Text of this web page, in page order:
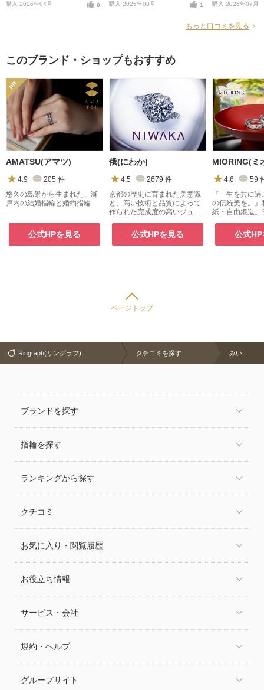
購入 2026年04月
0
購入 2026年08月
1
購入 2026年07月
もっと口コミを見る
このブランド・ショップもおすすめ
AMATSU(アマツ)
4.9 205 件
悠久の島景から生まれた、瀬
戸内の結婚指輪と婚約指輪
公式HPを見る
俄(にわか)
4.5 2679 件
京都の歴史に育まれた美意識
と、高い技術と品質によって
作られた完成度の高いジュエ
公式HPを見る
MIORING(ミ
4.6 59
『一生を共に
の伝統美を。』
紙・自由鍛造。
きます。公式
ページトップ
Ringraph(リングラフ) クチコミを探す みい
ブランドを探す
指輪を探す
ランキングから探す
クチコミ
お気に入り・閲覧履歴
お役立ち情報
サービス・会社
規約・ヘルプ
グループサイト